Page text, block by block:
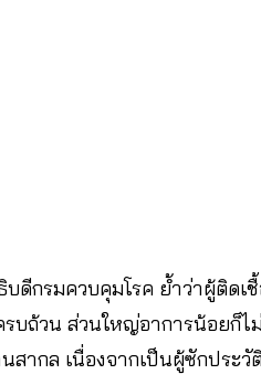
บดีกรมควบคุมโรค ย้ำว่าผู้ติดเ
บถ้วน ส่วนใหญ่อาการน้อยก็ไ
ากล เนื่องจากเป็นผู้ซักประวั